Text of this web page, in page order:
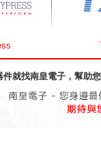
TXC
件就找南皇電子 ，幫助